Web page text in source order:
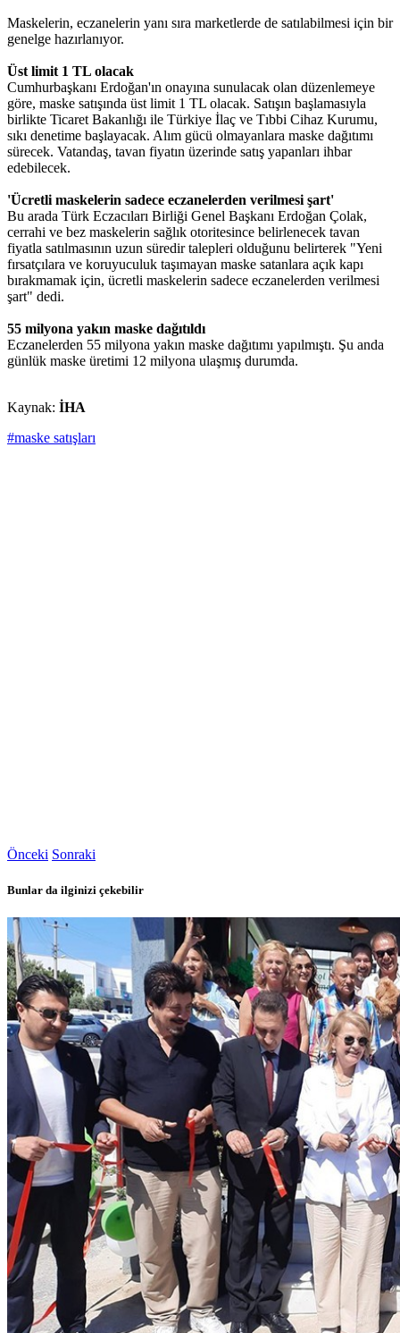
Maskelerin, eczanelerin yanı sıra marketlerde de satılabilmesi için bir
genelge hazırlanıyor.
Üst limit 1 TL olacak
Cumhurbaşkanı Erdoğan'ın onayına sunulacak olan düzenlemeye
göre, maske satışında üst limit 1 TL olacak. Satışın başlamasıyla
birlikte Ticaret Bakanlığı ile Türkiye İlaç ve Tıbbi Cihaz Kurumu,
sıkı denetime başlayacak. Alım gücü olmayanlara maske dağıtımı
sürecek. Vatandaş, tavan fiyatın üzerinde satış yapanları ihbar
edebilecek.
'Ücretli maskelerin sadece eczanelerden verilmesi şart'
Bu arada Türk Eczacıları Birliği Genel Başkanı Erdoğan Çolak,
cerrahi ve bez maskelerin sağlık otoritesince belirlenecek tavan
fiyatla satılmasının uzun süredir talepleri olduğunu belirterek "Yeni
fırsatçılara ve koruyuculuk taşımayan maske satanlara açık kapı
bırakmamak için, ücretli maskelerin sadece eczanelerden verilmesi
şart" dedi.
55 milyona yakın maske dağıtıldı
Eczanelerden 55 milyona yakın maske dağıtımı yapılmıştı. Şu anda
günlük maske üretimi 12 milyona ulaşmış durumda.
Kaynak: İHA
#maske satışları
Önceki Sonraki
Bunlar da ilginizi çekebilir